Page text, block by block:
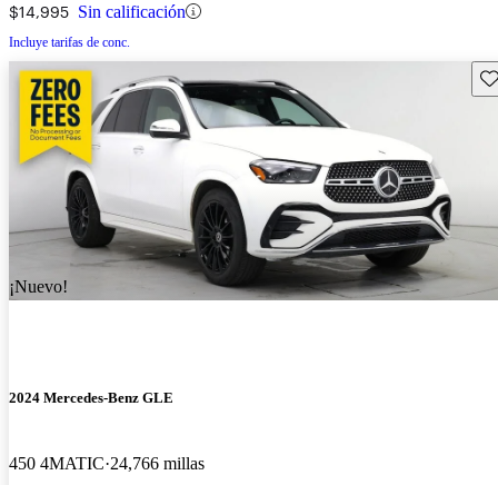
$14,995 Sin calificación
Incluye tarifas de conc.
¡Nuevo!
2024 Mercedes-Benz GLE
450 4MATIC 24,766 millas